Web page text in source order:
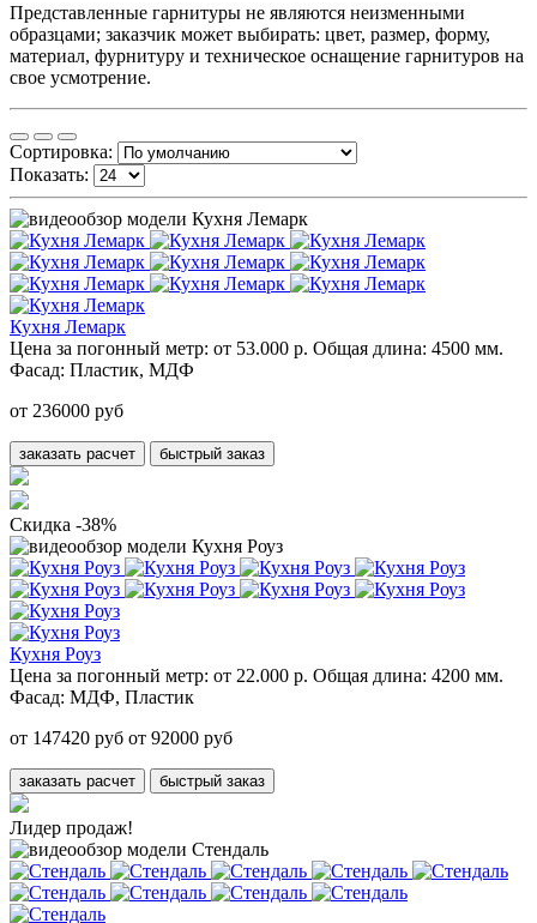
Представленные гарнитуры не являются неизменными
образцами; заказчик может выбирать: цвет, размер, форму,
материал, фурнитуру и техническое оснащение гарнитуров на
свое усмотрение.
Сортировка:
Показать:
Кухня Лемарк
Цена за погонный метр: от 53.000 р. Общая длина: 4500 мм.
Фасад: Пластик, МДФ
от 236000 руб
заказать расчет быстрый заказ
Скидка -38%
Кухня Роуз
Цена за погонный метр: от 22.000 р. Общая длина: 4200 мм.
Фасад: МДФ, Пластик
от 147420 руб от 92000 руб
заказать расчет быстрый заказ
Лидер продаж!